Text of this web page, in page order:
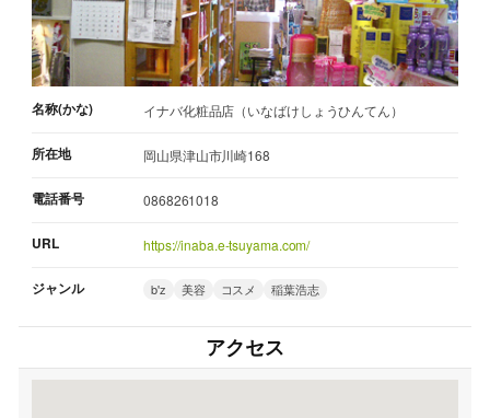
名称(かな) イナバ化粧品店（いなばけしょうひんてん）
所在地 岡山県津山市川崎168
電話番号 0868261018
URL https://inaba.e-tsuyama.com/
ジャンル b'z 美容 コスメ 稲葉浩志
アクセス